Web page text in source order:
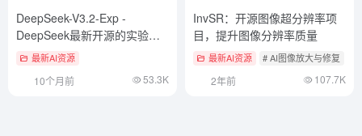
DeepSeek-V3.2-Exp -
DeepSeek最新开源的实验性
AI模型
最新AI资源
10个月前 53.3K
InvSR：开源图像超分辨率项
目，提升图像分辨率质量
最新AI资源 # AI图像放大与修复
2年前 107.7K